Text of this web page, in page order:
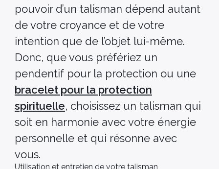
pouvoir d’un talisman dépend autant
de votre croyance et de votre
intention que de l’objet lui-même.
Donc, que vous préfériez un
pendentif pour la protection ou une
bracelet pour la protection
spirituelle, choisissez un talisman qui
soit en harmonie avec votre énergie
personnelle et qui résonne avec
vous.
Utilisation et entretien de votre talisman